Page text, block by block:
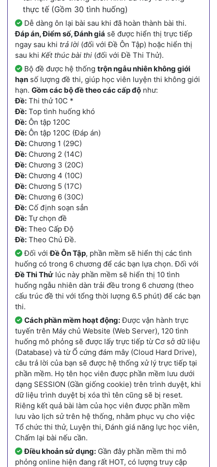
thực tế (Gồm 30 tình huống)
Dễ dàng ôn lại bài sau khi đã hoàn thành bài thi.
Đáp án, Điểm số, Đánh giá sẽ được hiển thị trực tiếp
ngay sau khi trả lời (đối với Đề Ôn Tập) hoặc hiển thị
sau khi Kết thúc bài thi (đối với Đề Thi Thử).
Bộ đề được hệ thống trộn ngẫu nhiên không giới
hạn số lượng đề thi, giúp học viên luyện thi không giới
hạn. Gồm các bộ đề theo các cấp độ như:
Đề: Thi thử 10C *
Đề: Top tình huống khó
Đề: Ôn tập 120C
Đề: Ôn tập 120C (Đáp án)
Đề: Chương 1 (29C)
Đề: Chương 2 (14C)
Đề: Chương 3 (20C)
Đề: Chương 4 (10C)
Đề: Chương 5 (17C)
Đề: Chương 6 (30C)
Đề: Cố định soạn sẳn
Đề: Tự chọn đề
Đề: Theo Cấp Độ
Đề: Theo Chủ Đề.
Đối vớiĐề Ôn Tập, phần mềm sẽ hiển thị các tình
huống có trong 6 chương để các bạn lựa chọn. Đối với
Đề Thi Thử lúc này phần mềm sẽ hiển thị 10 tình
huống ngẫu nhiên dàn trải đều trong 6 chương (theo
cấu trúc đề thi với tổng thời lượng 6.5 phút) để các bạn
thi.
Cách phần mềm hoạt động:Được vận hành trực
tuyến trên Máy chủ Website (Web Server), 120 tình
huống mô phỏng sẽ được lấy trực tiếp từ Cơ sở dữ liệu
(Database) và từ Ổ cứng đám mây (Cloud Hard Drive),
câu trả lời của bạn sẽ được hệ thống xử lý trực tiếp tại
phần mềm. Họ tên học viên được phần mềm lưu dưới
dạng SESSION (Gần giống cookie) trên trình duyệt, khi
dữ liệu trình duyệt bị xóa thì tên cũng sẽ bị reset.
Riêng kết quả bài làm của học viên được phần mềm
lưu vào lịch sử trên hệ thống, nhằm phục vụ cho việc
Tổ chức thi thử, Luyện thi, Đánh giá năng lực học viên,
Chấm lại bài nếu cần.
Điều khoản sử dụng: Gần đây phần mềm thi mô
phỏng online hiện đang rất HOT, có lượng truy cập